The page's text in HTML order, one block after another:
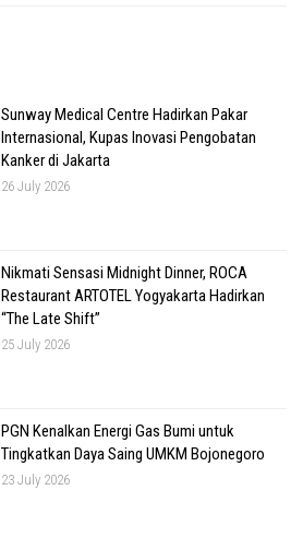
Sunway Medical Centre Hadirkan Pakar
Internasional, Kupas Inovasi Pengobatan
Kanker di Jakarta
26 July 2026
Nikmati Sensasi Midnight Dinner, ROCA
Restaurant ARTOTEL Yogyakarta Hadirkan
“The Late Shift”
25 July 2026
PGN Kenalkan Energi Gas Bumi untuk
Tingkatkan Daya Saing UMKM Bojonegoro
23 July 2026